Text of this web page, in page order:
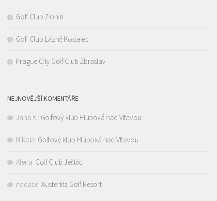
Golf Club Zlonín
Golf Club Lázně Kostelec
Prague City Golf Club Zbraslav
NEJNOVĚJŠÍ KOMENTÁŘE
Jana K.: Golfový klub Hluboká nad Vltavou
Nikola: Golfový klub Hluboká nad Vltavou
Alena: Golf Club Ještěd
nadace: Austerlitz Golf Resort